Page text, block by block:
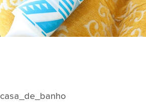
casa_de_banho